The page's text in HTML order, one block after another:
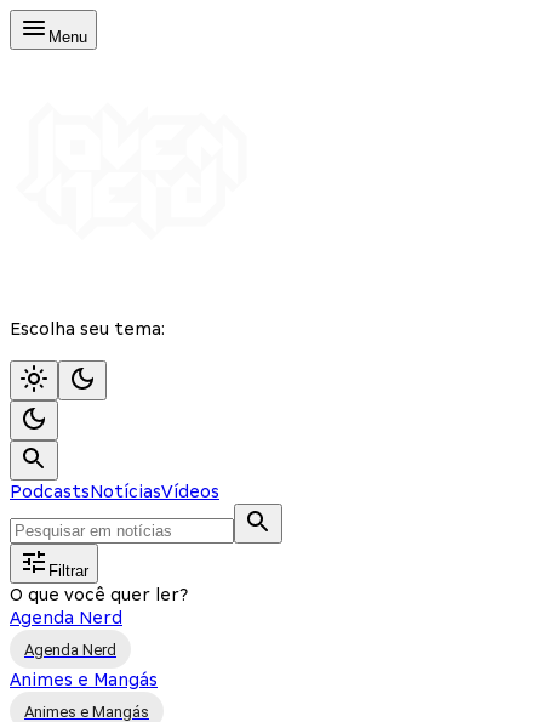
Menu
Escolha seu tema:
PodcastsNotíciasVídeos
Filtrar
O que você quer ler?
Agenda Nerd
Agenda Nerd
Animes e Mangás
Animes e Mangás